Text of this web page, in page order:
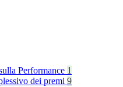
Performance 1
dei premi 9